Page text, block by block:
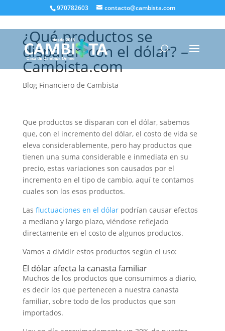
970782603 contacto@cambista.com
¿Qué productos se
disparan con el dólar? –
Cambista.com
Blog Financiero de Cambista
Que productos se disparan con el dólar, sabemos
que, con el incremento del dólar, el costo de vida se
eleva considerablemente, pero hay productos que
tienen una suma considerable e inmediata en su
precio, estas variaciones son causados por el
incremento en el tipo de cambio, aquí te contamos
cuales son los esos productos.
Las fluctuaciones en el dólarpodrían causar efectos
a mediano y largo plazo, viéndose reflejado
directamente en el costo de algunos productos.
Vamos a dividir estos productos según el uso:
El dólar afecta la canasta familiar
Muchos de los productos que consumimos a diario,
es decir los que pertenecen a nuestra canasta
familiar, sobre todo de los productos que son
importados.